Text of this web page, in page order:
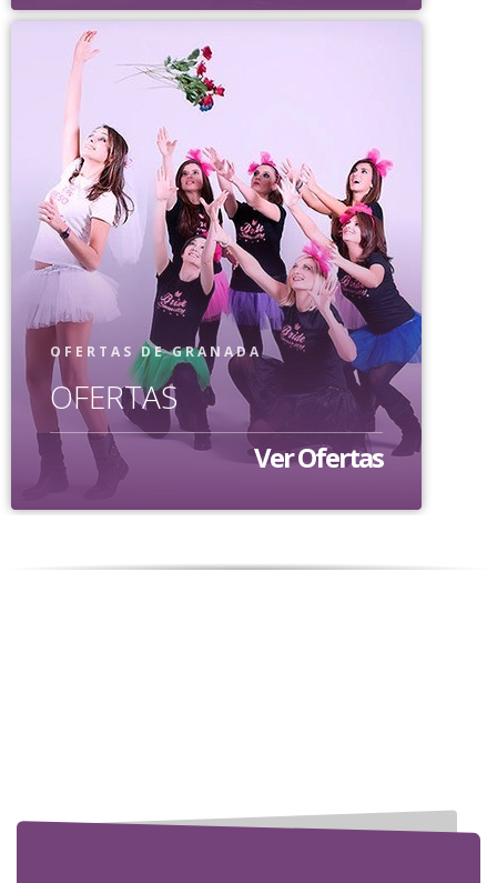
OFERTAS DE GRANADA
OFERTAS
Ver Ofertas
en Granada